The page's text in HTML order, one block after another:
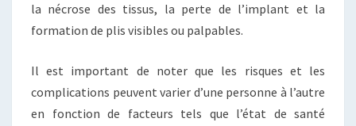
la nécrose des tissus, la perte de l’implant et la
formation de plis visibles ou palpables.
Il est important de noter que les risques et les
complications peuvent varier d’une personne à l’autre
en fonction de facteurs tels que l’état de santé